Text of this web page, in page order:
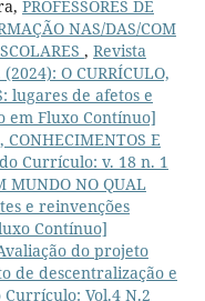
PROFESSORES DE
NAS/DAS/COM
, Revista
O CURRÍCULO,
lugares de afetos e
em Fluxo Contínuo]
CONHECIMENTOS E
Currículo: v. 18 n. 1
MUNDO NO QUAL
e reinvenções
Contínuo]
do projeto
de descentralização e
Currículo: Vol.4 N.2